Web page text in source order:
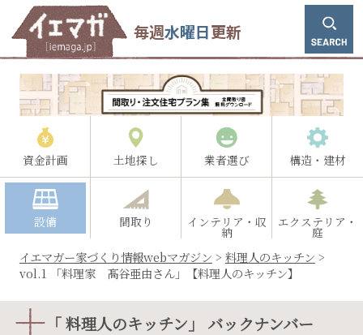
毎週水曜日更新
資金計画 土地探し 業者選び 構造・建材
設備 間取り インテリア・収
納
エクステリア・
庭
イエマガー家づくり情報webマガジン > 料理人のキッチン >
vol.1 「料理家 髙谷亜由さん」【料理人のキッチン】
「 料理人のキッチン」 バックナンバー